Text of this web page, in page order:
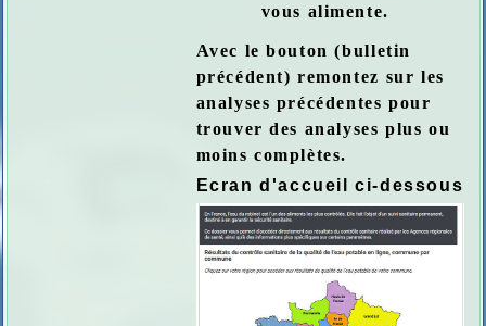
vous alimente.
Avec le bouton (bulletin
précédent) remontez sur les
analyses précédentes pour
trouver des analyses plus ou
moins complètes.
Ecran d'accueil ci-dessous